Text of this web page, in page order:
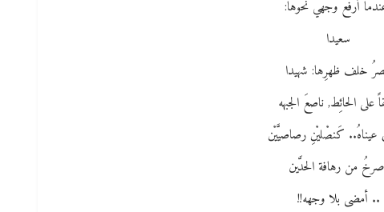
أرفعُ وجهي نحوها:
سعيدا
خلف ظهرِها: شهيدا
على الحائِط, ناصعَ الجبهه
كَنصْليْنِ رصاصيَّيْن
من رهافة الحدَّين
.. أمضى بلا وجهه!!